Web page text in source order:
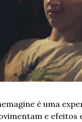
é uma
e efeitos